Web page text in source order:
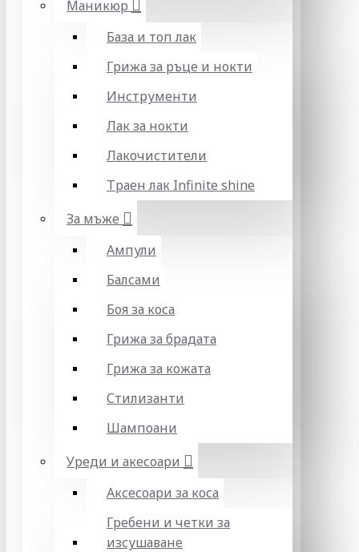
Маникюр
База и топ лак
Грижа за ръце и нокти
Инструменти
Лак за нокти
Лакочистители
Траен лак Infinite shine
За мъже
Ампули
Балсами
Боя за коса
Грижа за брадата
Грижа за кожата
Стилизанти
Шампоани
Уреди и акесоари
Аксесоари за коса
Гребени и четки за
изсушаване